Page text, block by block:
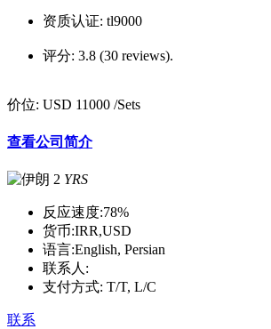
资质认证: tl9000
评分: 3.8 (30 reviews).
价位: USD 11000 /Sets
查看公司简介
2 YRS
反应速度:78%
货币:IRR,USD
语言:English, Persian
联系人:
支付方式: T/T, L/C
联系